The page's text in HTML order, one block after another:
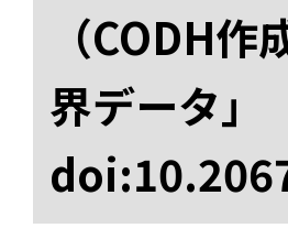
（CODH
界データ」